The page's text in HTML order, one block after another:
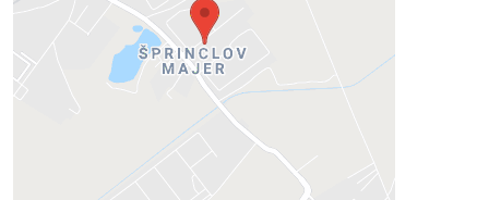
Prajete si načítať externý obsah?
Povoliť tentokrát
Povoliť a zapamätať - súhlas s druhom
cookie: Funkčné
Otvoriť obsah v novom okne